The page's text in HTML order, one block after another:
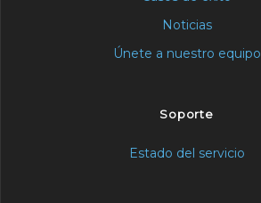
Noticias
Únete a nuestro equipo
Soporte
Estado del servicio